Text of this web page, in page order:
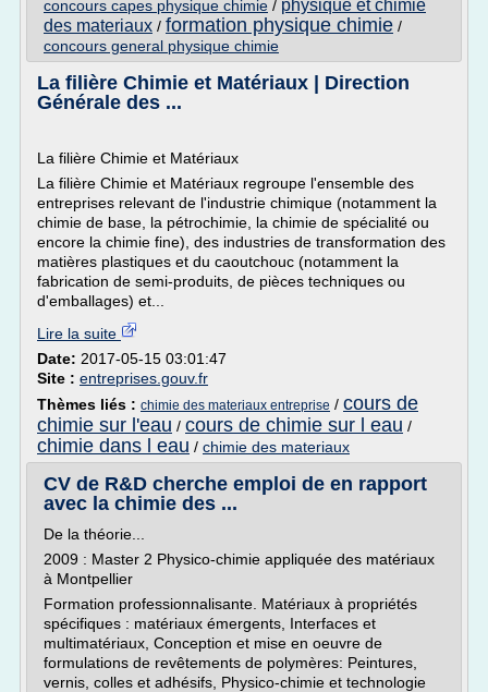
concours capes physique chimie / physique et chimie
des materiaux / formation physique chimie /
concours general physique chimie
La filière Chimie et Matériaux | Direction
Générale des ...
La filière Chimie et Matériaux
La filière Chimie et Matériaux regroupe l'ensemble des
entreprises relevant de l'industrie chimique (notamment la
chimie de base, la pétrochimie, la chimie de spécialité ou
encore la chimie fine), des industries de transformation des
matières plastiques et du caoutchouc (notamment la
fabrication de semi-produits, de pièces techniques ou
d'emballages) et...
Lire la suite
Date: 2017-05-15 03:01:47
Site : entreprises.gouv.fr
Thèmes liés : chimie des materiaux entreprise / cours de
chimie sur l'eau / cours de chimie sur l eau /
chimie dans l eau / chimie des materiaux
CV de R&D cherche emploi de en rapport
avec la chimie des ...
De la théorie...
2009 : Master 2 Physico-chimie appliquée des matériaux
à Montpellier
Formation professionnalisante. Matériaux à propriétés
spécifiques : matériaux émergents, Interfaces et
multimatériaux, Conception et mise en oeuvre de
formulations de revêtements de polymères: Peintures,
vernis, colles et adhésifs, Physico-chimie et technologie